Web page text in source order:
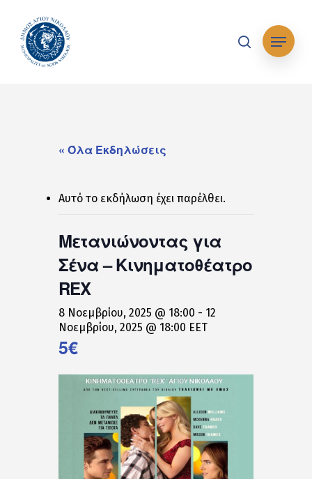
main
content
searchΜενού
« Όλα Εκδηλώσεις
Αυτό το εκδήλωση έχει παρέλθει.
Μετανιώνοντας για
Σένα – Κινηματοθέατρο
REX
8 Νοεμβρίου, 2025 @ 18:00 - 12
Νοεμβρίου, 2025 @ 18:00 EET
5€